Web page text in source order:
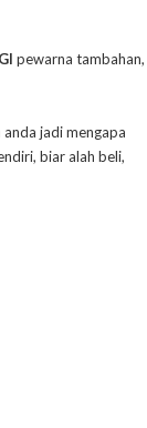
pewarna tambahan,
jadi mengapa
biar alah beli,